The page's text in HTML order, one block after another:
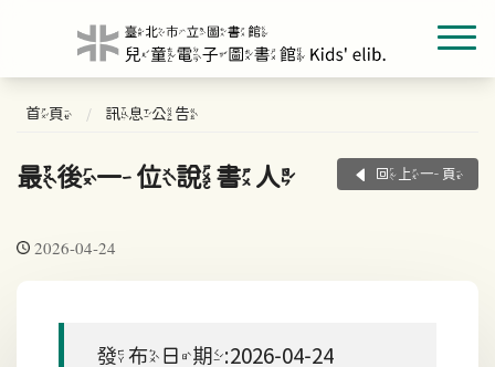
首頁 訊息公告
最後一位說書人 回上一頁
2026-04-24
發布日期:2026-04-24